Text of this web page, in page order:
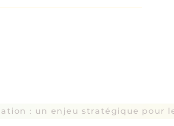
: un enjeu stratégique pour